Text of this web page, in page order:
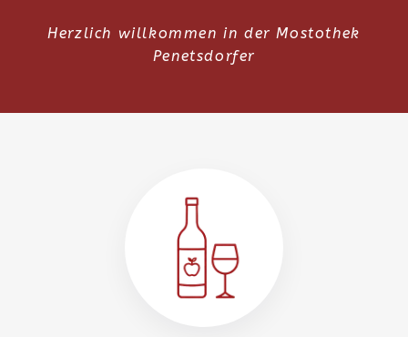
Herzlich willkommen in der Mostothek
Penetsdorfer